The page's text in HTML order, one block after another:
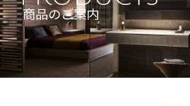
商品のご案内